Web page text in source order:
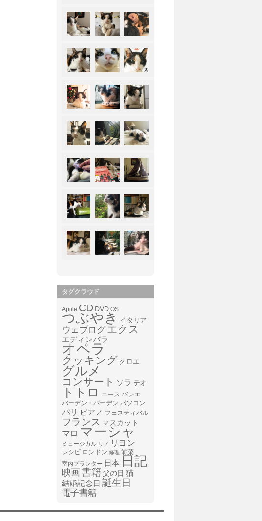
タグクラウド
Apple CD DVD OS
つぶやき イタリア
ウェブログ エクス
エディンバラ
オペラ
クッキング クロエ
グルメ
コンサート ソラ テオ
トトロ ニース バレエ
バーデン・バーデン パソコン
パリ ピアノ フェスティバル
フランス マスカット
マロ マーシャ
ミュージカル リノ リヨン
レシピ ロンドン 修理 前菜
室内プランター 日本 日記
映画書籍 父の日 猫
結婚記念日 誕生日
電子書籍